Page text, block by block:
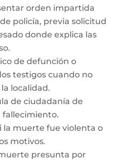
orden impartida
policía, previa solicitud
donde explica las
de defunción o
testigos cuando no
localidad.
de ciudadanía de
fallecimiento.
la muerte fue violenta o
motivos.
presunta por